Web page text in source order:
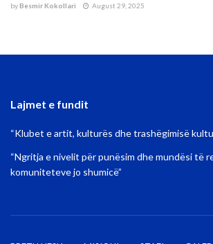
by Besmir Kokollari August 29, 2025
Lajmet e fundit
“Klubet e artit, kulturës dhe trashëgimisë
“Ngritja e nivelit për punësim dhe mundësi të
komuniteteve jo shumicë”